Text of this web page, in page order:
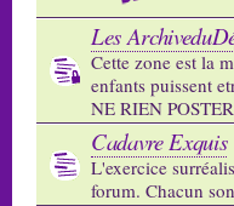
Les
Cette zone est la
enfants puissent
NE RIEN
Cadavre Exquis
L'exercice
forum. Chacun